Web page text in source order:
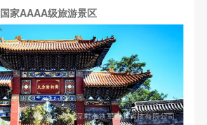
国家AAAA级旅游景区